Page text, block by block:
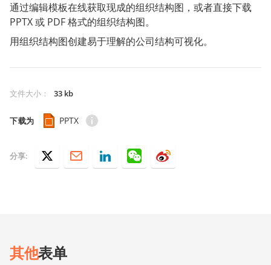
通过编辑模板在线获取现成的组织结构图，或者直接下载
PPTX 或 PDF 格式的组织结构图。
用组织结构图创建易于理解的公司结构可视化。
文件大小 ： 33 kb
下载为 PPTX
分享:
其他表单